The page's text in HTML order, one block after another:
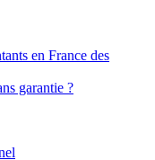
en France des
garantie ?